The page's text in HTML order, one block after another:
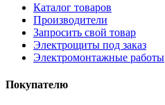
Каталог товаров
Производители
Запросить свой товар
Электрощиты под заказ
Электромонтажные работы
Покупателю